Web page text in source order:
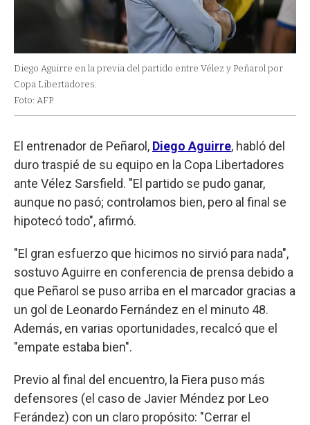
Diego Aguirre en la previa del partido entre Vélez y Peñarol por
Copa Libertadores.
Foto: AFP.
El entrenador de Peñarol, Diego Aguirre, habló del
duro traspié de su equipo en la Copa Libertadores
ante Vélez Sarsfield. "El partido se pudo ganar,
aunque no pasó; controlamos bien, pero al final se
hipotecó todo", afirmó.
"El gran esfuerzo que hicimos no sirvió para nada",
sostuvo Aguirre en conferencia de prensa debido a
que Peñarol se puso arriba en el marcador gracias a
un gol de Leonardo Fernández en el minuto 48.
Además, en varias oportunidades, recalcó que el
"empate estaba bien".
Previo al final del encuentro, la Fiera puso más
defensores (el caso de Javier Méndez por Leo
Ferández) con un claro propósito: "Cerrar el